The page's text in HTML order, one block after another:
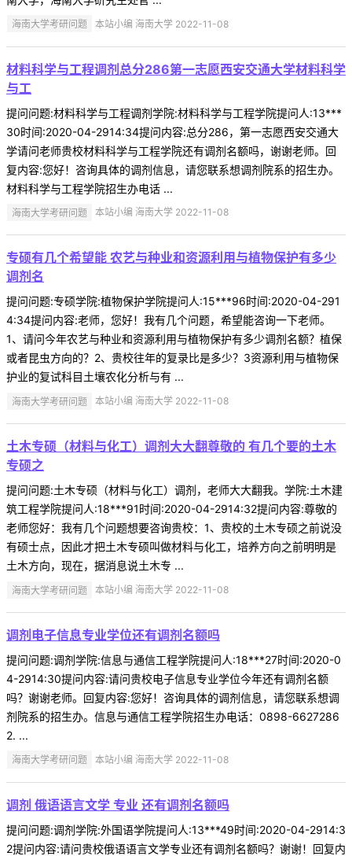
海南大学考研问题 本站小编 海南大学 2022-11-08
材料科学与工程调剂总分286第一志愿西安交通大学材料科学
与工
提问问题:材料科学与工程调剂学院:材料科学与工程学院提问人:13***
30时间:2020-04-2914:34提问内容:总分286，第一志愿西安交通大
学请问老师贵校材料科学与工程学院还有调剂名额吗，谢谢老师。回
复内容:您好！咨询具体的调剂信息，请您联系想调剂院系的招生办。
材料科学与工程学院招生办电话 ...
海南大学考研问题 本站小编 海南大学 2022-11-08
专硕有几个希望能 农艺与种业和资源利用与植物保护有多少
调剂名
提问问题:专硕学院:植物保护学院提问人:15***96时间:2020-04-291
4:34提问内容:老师，您好！我有几个问题，希望能咨询一下老师。
1、请问今年农艺与种业和资源利用与植物保护有多少调剂名额？植保
或者昆虫方向的？2、贵校往年的复录比是多少？3资源利用与植物保
护业的复试科目土壤农化分析与有 ...
海南大学考研问题 本站小编 海南大学 2022-11-08
土木专硕（材料与化工）调剂大大翻尊敬的 有几个要的土木
专硕之
提问问题:土木专硕（材料与化工）调剂，老师大大翻我。学院:土木建
筑工程学院提问人:18***91时间:2020-04-2914:32提问内容:尊敬的
老师您好：我有几个问题想要咨询贵校：1、贵校的土木专硕之前说没
有硕士点，因此才把土木专硕叫做材料与化工，培养方向之前明明是
土木方向，现在，据消息说土木专 ...
海南大学考研问题 本站小编 海南大学 2022-11-08
调剂电子信息专业学位还有调剂名额吗
提问问题:调剂学院:信息与通信工程学院提问人:18***27时间:2020-0
4-2914:30提问内容:请问贵校电子信息专业学位今年还有调剂名额
吗？谢谢老师。回复内容:您好！咨询具体的调剂信息，请您联系想调
剂院系的招生办。信息与通信工程学院招生办电话：0898-6627286
2. ...
海南大学考研问题 本站小编 海南大学 2022-11-08
调剂 俄语语言文学 专业 还有调剂名额吗
提问问题:调剂学院:外国语学院提问人:13***49时间:2020-04-2914:3
2提问内容:请问贵校俄语语言文学专业还有调剂名额吗？谢谢！回复内